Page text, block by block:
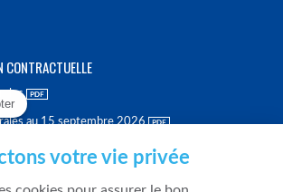
CONTRACTUELLE
au 15 septembre 2026
votre vie privée